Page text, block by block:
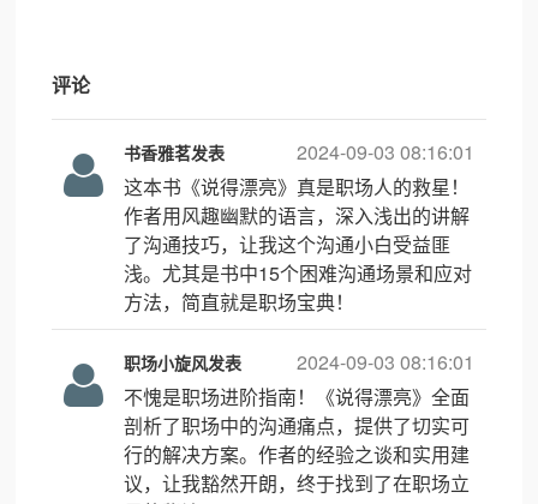
评论
2024-09-03 08:16:01
书香雅茗发表
这本书《说得漂亮》真是职场人的救星！
作者用风趣幽默的语言，深入浅出的讲解
了沟通技巧，让我这个沟通小白受益匪
浅。尤其是书中15个困难沟通场景和应对
方法，简直就是职场宝典！
2024-09-03 08:16:01
职场小旋风发表
不愧是职场进阶指南！《说得漂亮》全面
剖析了职场中的沟通痛点，提供了切实可
行的解决方案。作者的经验之谈和实用建
议，让我豁然开朗，终于找到了在职场立